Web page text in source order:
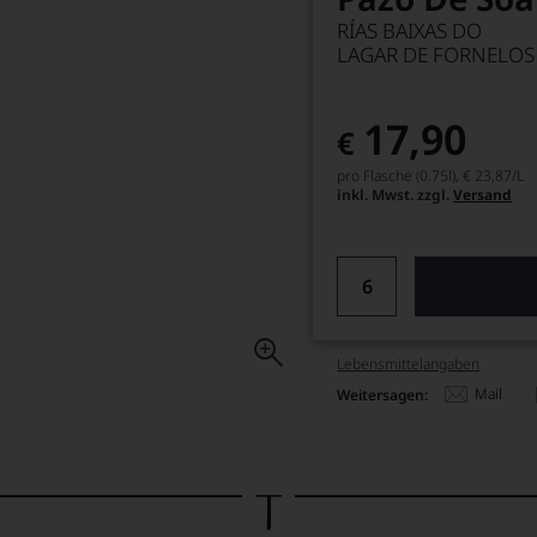
RÍAS BAIXAS DO
LAGAR DE FORNELOS
€ 17,90
pro Flasche (0.75l), € 23,87/L
inkl. Mwst. zzgl.Versand
Lebensmittel­angaben
Weitersagen:
Mail